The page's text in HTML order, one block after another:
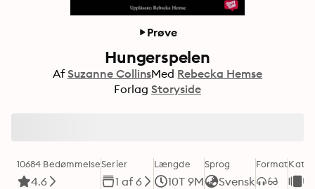
Prøve
Hungerspelen
Af Suzanne CollinsMed Rebecka Hemse
Forlag Storyside
10684 Bedømmelse
4.6
Serier
1 af 6
Længde
10T 9M
Sprog
Svensk
Format